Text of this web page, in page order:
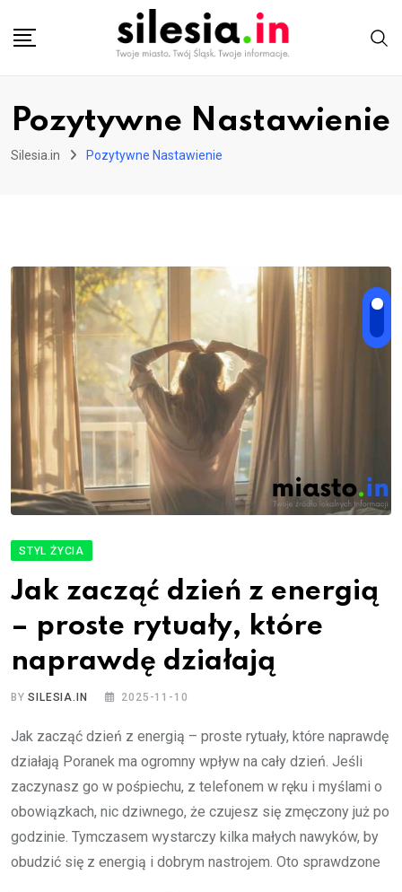
Pozytywne Nastawienie
Silesia.in Pozytywne Nastawienie
STYL ŻYCIA
Jak zacząć dzień z energią
– proste rytuały, które
naprawdę działają
BYSILESIA.IN 2025-11-10
Jak zacząć dzień z energią – proste rytuały, które naprawdę
działają Poranek ma ogromny wpływ na cały dzień. Jeśli
zaczynasz go w pośpiechu, z telefonem w ręku i myślami o
obowiązkach, nic dziwnego, że czujesz się zmęczony już po
godzinie. Tymczasem wystarczy kilka małych nawyków, by
obudzić się z energią i dobrym nastrojem. Oto sprawdzone